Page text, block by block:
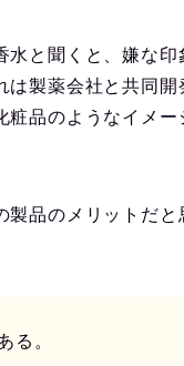
水と聞くと、嫌な印
は製薬会社と共同開
粧品のようなイメー
製品のメリットだと
る。